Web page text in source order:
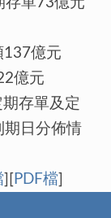
137億元
億元
存單及定
期日分佈情
][ PDF檔]